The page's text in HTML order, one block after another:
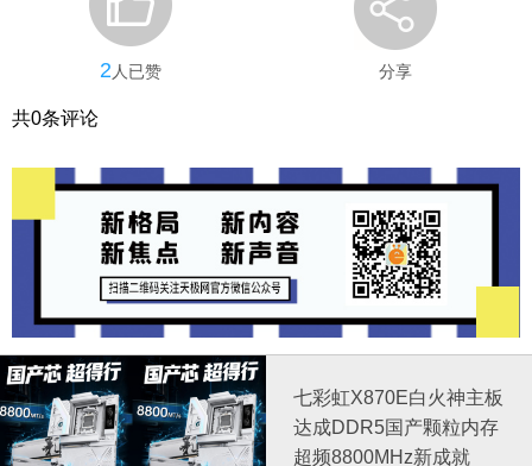
2人已赞 分享
共0条评论
七彩虹X870E白火神主板
达成DDR5国产颗粒内存
超频8800MHz新成就